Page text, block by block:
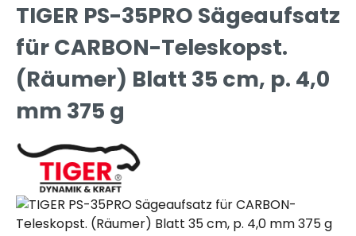
TIGER PS-35PRO Sägeaufsatz
für CARBON-Teleskopst.
(Räumer) Blatt 35 cm, p. 4,0
mm 375 g
Bildergalerie überspringen